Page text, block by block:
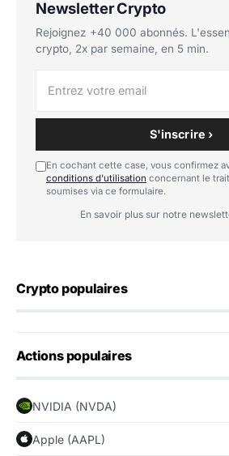
Newsletter Crypto
Rejoignez +40 000 abonnés.
crypto, 2x par semaine, en 5 min.
S'inscrire ›
En cochant cette case, vous confirmez
conditions d'utilisation concernant le
soumises via ce formulaire.
En savoir plus sur notre
Crypto populaires
Actions populaires
NVIDIA (NVDA)
Apple (AAPL)